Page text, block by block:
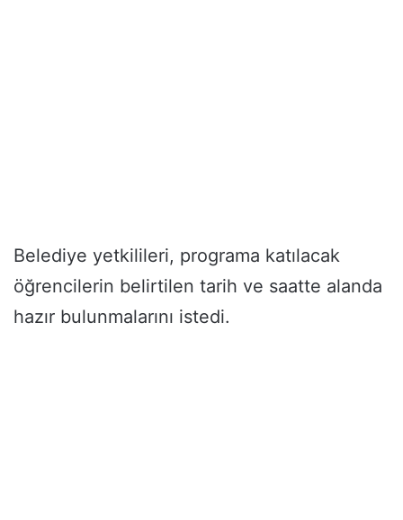
Belediye yetkilileri, programa katılacak
öğrencilerin belirtilen tarih ve saatte alanda
hazır bulunmalarını istedi.